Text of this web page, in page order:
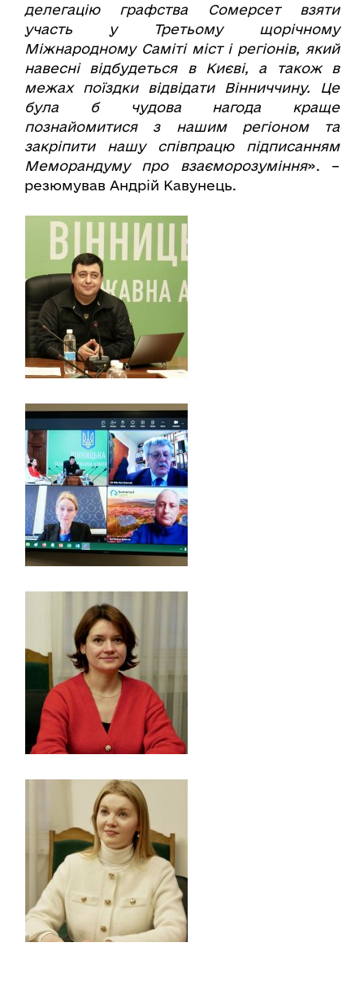
делегацію графства Сомерсет взяти
участь у Третьому щорічному
Міжнародному Саміті міст і регіонів, який
навесні відбудеться в Києві, а також в
межах поїздки відвідати Вінниччину. Це
була б чудова нагода краще
познайомитися з нашим регіоном та
закріпити нашу співпрацю підписанням
Меморандуму про взаєморозуміння». –
резюмував Андрій Кавунець.